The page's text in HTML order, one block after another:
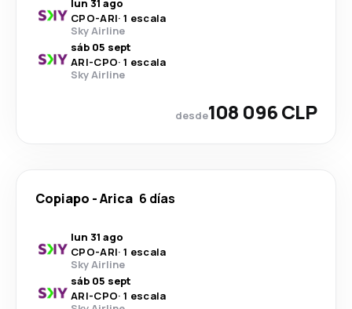
lun 31 ago
CPO-ARI· 1 escala
Sky Airline
sáb 05 sept
ARI-CPO· 1 escala
Sky Airline
desde108 096 CLP
Copiapo -Arica 6 días
lun 31 ago
CPO-ARI· 1 escala
Sky Airline
sáb 05 sept
ARI-CPO· 1 escala